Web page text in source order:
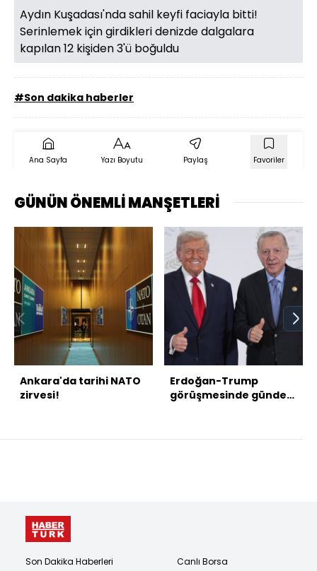
Aydın Kuşadası'nda sahil keyfi faciayla bitti!
Serinlemek için girdikleri denizde dalgalara
kapılan 12 kişiden 3'ü boğuldu
#Son dakika haberler
Ana Sayfa Yazı Boyutu Paylaş Favoriler
GÜNÜN ÖNEMLİ MANŞETLERİ
Ankara'da tarihi NATO
zirvesi!
Erdoğan-Trump
görüşmesinde gündem
Son Dakika Haberleri
Canlı Borsa